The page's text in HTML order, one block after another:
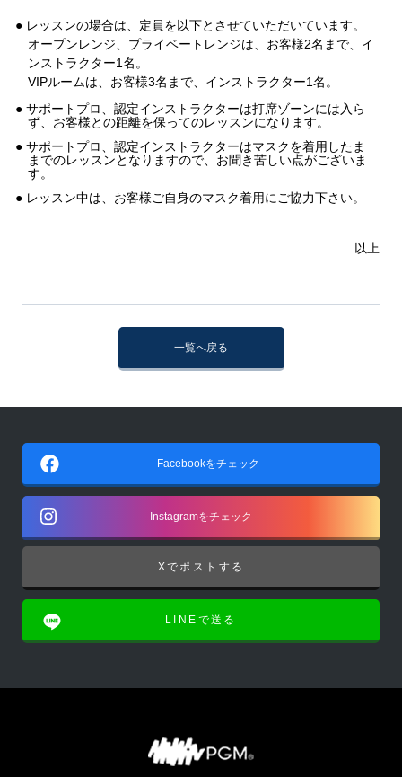
● レッスンの場合は、定員を以下とさせていただいています。
オープンレンジ、プライベートレンジは、お客様2名まで、イ
ンストラクター1名。
VIPルームは、お客様3名まで、インストラクター1名。
● サポートプロ、認定インストラクターは打席ゾーンには入ら
ず、お客様との距離を保ってのレッスンになります。
● サポートプロ、認定インストラクターはマスクを着用したま
までのレッスンとなりますので、お聞き苦しい点がございま
す。
● レッスン中は、お客様ご自身のマスク着用にご協力下さい。
以上
一覧へ戻る
Facebookをチェック
Instagramをチェック
Xでポストする
LINEで送る